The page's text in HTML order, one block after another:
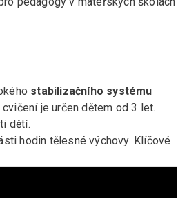
stabilizačního systému
cvičení je určen dětem od 3 let.
dětí.
hodin tělesné výchovy. Klíčové